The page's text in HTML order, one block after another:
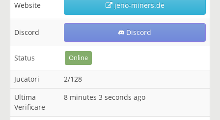
Website jeno-miners.de
Discord Discord
Status Online
Jucatori
2/128
Ultima
Verificare
8 minutes 3 seconds ago